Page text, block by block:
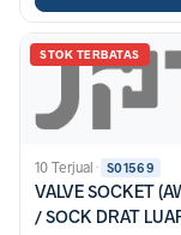
STOK TERBATAS
10 Terjual· S01569
VALVE SOCKET
/ SOCK DRAT